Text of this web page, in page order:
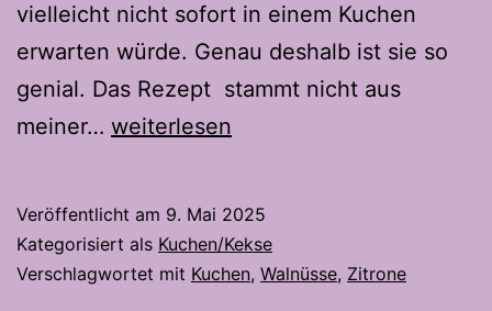
vielleicht nicht sofort in einem Kuchen
erwarten würde. Genau deshalb ist sie so
genial. Das Rezept stammt nicht aus
meiner… Zitrone
Das
perfekte
weiterlesen
Veröffentlicht am 9. Mai 2025
Kategorisiert als Kuchen/Kekse
Verschlagwortet mit Kuchen, Walnüsse, Zitrone